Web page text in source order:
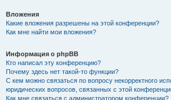
Вложения
Какие вложения разрешены на этой конференции?
Как мне найти мои вложения?
Информация о phpBB
Кто написал эту конференцию?
Почему здесь нет такой-то функции?
С кем можно связаться по вопросу некорректного
юридических вопросов, связанных с этой
Как мне связаться с администратором конференции?